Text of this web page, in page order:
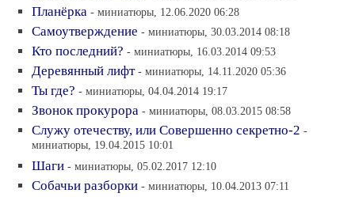
Планёрка - миниатюры, 12.06.2020 06:28
Самоутверждение - миниатюры, 30.03.2014 08:18
Кто последний? - миниатюры, 16.03.2014 09:53
Деревянный лифт - миниатюры, 14.11.2020 05:36
Ты где? - миниатюры, 04.04.2014 19:17
Звонок прокурора - миниатюры, 08.03.2015 08:58
Служу отечеству, или Совершенно секретно-2 -
миниатюры, 19.04.2015 10:01
Шаги - миниатюры, 05.02.2017 12:10
Собачьи разборки - миниатюры, 10.04.2013 07:11